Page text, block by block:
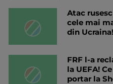
Atac
cele mai
din
FRF l-a
la UEFA!
portar la